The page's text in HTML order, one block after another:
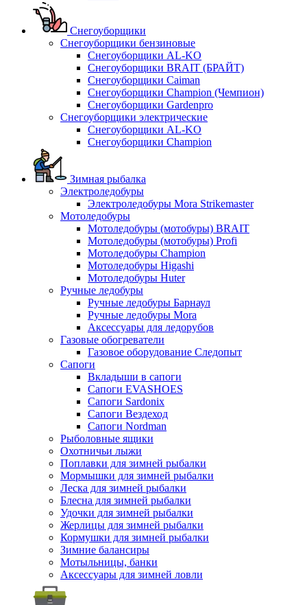
Снегоуборщики
Снегоуборщики бензиновые
Снегоуборщики AL-KO
Снегоуборщики BRAIT (БРАЙТ)
Снегоуборщики Caiman
Снегоуборщики Champion (Чемпион)
Снегоуборщики Gardenpro
Снегоуборщики электрические
Снегоуборщики AL-KO
Снегоуборщики Champion
Зимная рыбалка
Электроледобуры
Электроледобуры Mora Strikemaster
Мотоледобуры
Мотоледобуры (мотобуры) BRAIT
Мотоледобуры (мотобуры) Profi
Мотоледобуры Champion
Мотоледобуры Higashi
Мотоледобуры Huter
Ручные ледобуры
Ручные ледобуры Барнаул
Ручные ледобуры Mora
Аксессуары для ледорубов
Газовые обогреватели
Газовое оборудование Следопыт
Сапоги
Вкладыши в сапоги
Сапоги EVASHOES
Сапоги Sardonix
Сапоги Вездеход
Сапоги Nordman
Рыболовные ящики
Охотничьи лыжи
Поплавки для зимней рыбалки
Мормышки для зимней рыбалки
Леска для зимней рыбалки
Блесна для зимней рыбалки
Удочки для зимней рыбалки
Жерлицы для зимней рыбалки
Кормушки для зимней рыбалки
Зимние балансиры
Мотыльницы, банки
Аксессуары для зимней ловли